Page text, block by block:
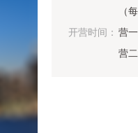
（
开营时间： 营
营